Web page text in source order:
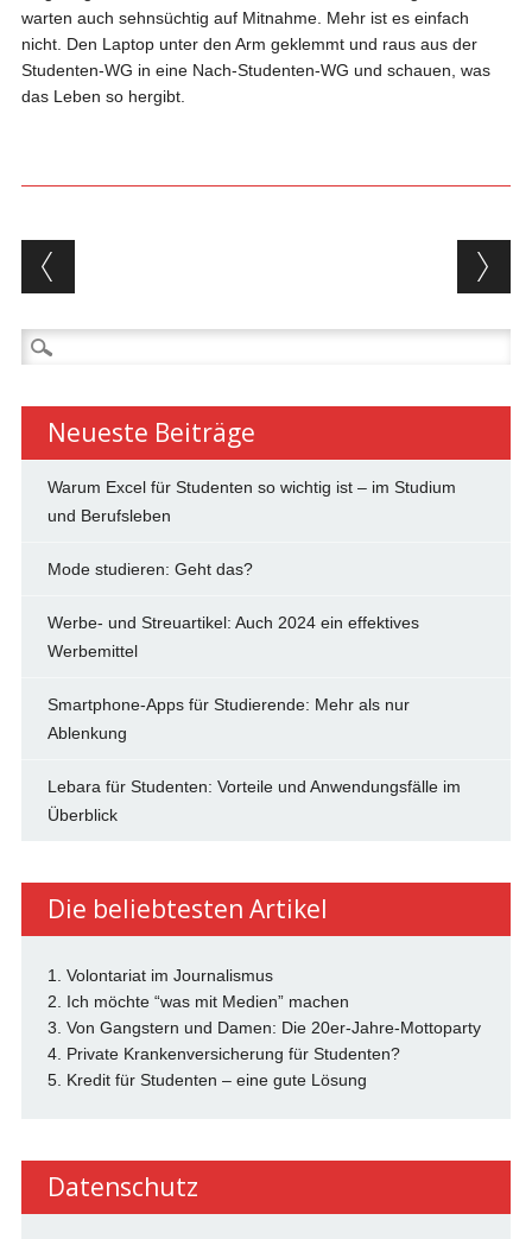
warten auch sehnsüchtig auf Mitnahme. Mehr ist es einfach
nicht. Den Laptop unter den Arm geklemmt und raus aus der
Studenten-WG in eine Nach-Studenten-WG und schauen, was
das Leben so hergibt.
Beitragsnavigation
Suchen
nach:
Neueste Beiträge
Warum Excel für Studenten so wichtig ist – im Studium
und Berufsleben
Mode studieren: Geht das?
Werbe- und Streuartikel: Auch 2024 ein effektives
Werbemittel
Smartphone-Apps für Studierende: Mehr als nur
Ablenkung
Lebara für Studenten: Vorteile und Anwendungsfälle im
Überblick
Die beliebtesten Artikel
1. Volontariat im Journalismus
2. Ich möchte “was mit Medien” machen
3. Von Gangstern und Damen: Die 20er-Jahre-Mottoparty
4. Private Krankenversicherung für Studenten?
5. Kredit für Studenten – eine gute Lösung
Datenschutz